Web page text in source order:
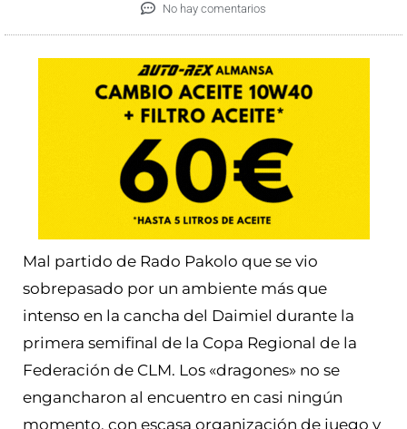
No hay comentarios
Mal partido de Rado Pakolo que se vio
sobrepasado por un ambiente más que
intenso en la cancha del Daimiel durante la
primera semifinal de la Copa Regional de la
Federación de CLM. Los «dragones» no se
engancharon al encuentro en casi ningún
momento, con escasa organización de juego y